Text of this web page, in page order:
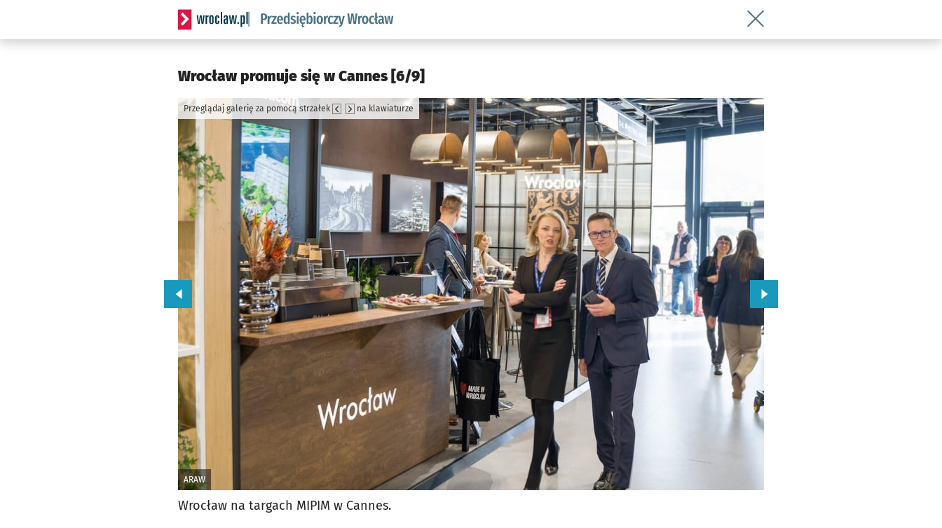
Serwis informacyjny wroclaw.pl podserwis: Strategia rozwoju przedsiębiorczości miasta Wrocławia
Wróć do artykułu Wrocław promuje
Wrocław promuje się w Cannes [6/9]
ARAW
Przeglądaj galerię za pomocą strzałek na klawiaturze
Przejdź do poprzedniego zdjęcia. Przejdź do kolejnego zdjęcia.
Wrocław na targach MIPIM w Cannes.